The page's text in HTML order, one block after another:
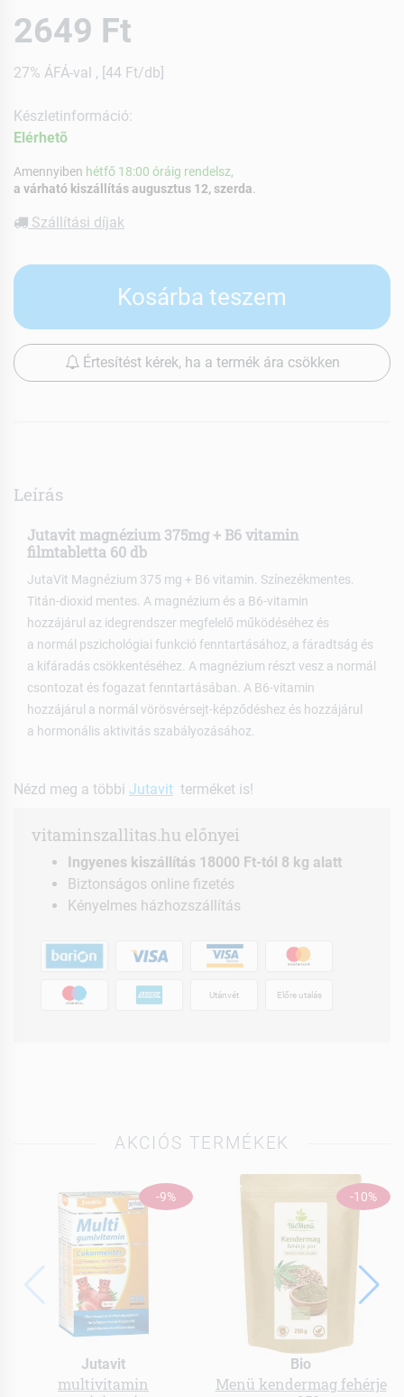
2649 Ft
27% ÁFÁ-val , [44 Ft/db]
Készletinformáció:
Elérhetõ
Amennyiben hétfő 18:00 óráig rendelsz,
a várható kiszállítás augusztus 12, szerda
Szállítási díjak
Kosárba teszem
Értesítést kérek, ha a termék ára csökken
Leírás
Jutavit magnézium 375mg + B6 vitamin
filmtabletta 60 db
JutaVit Magnézium 375 mg + B6 vitamin. Színezékmentes.
Titán-dioxid mentes. A magnézium és a B6-vitamin
hozzájárul az idegrendszer megfelelő működéséhez és
a normál pszichológiai funkció fenntartásához, a fáradtság és
a kifáradás csökkentéséhez. A magnézium részt vesz a normál
csontozat és fogazat fenntartásában. A B6-vitamin
hozzájárul a normál vörösvérsejt-képződéshez és hozzájárul
a hormonális aktivitás szabályozásához.
Nézd meg a többi Jutavit terméket is!
vitaminszallitas.hu előnyei
Ingyenes kiszállítás 18000 Ft-tól 8 kg alatt
Biztonságos online fizetés
Kényelmes házhozszállítás
Utánvét Előre utalás
AKCIÓS TERMÉKEK
-9%
Jutavit
multivitamin
-10%
Bio
Menü kendermag fehérje